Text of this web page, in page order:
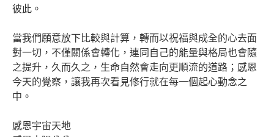
彼此。
當我們願意放下比較與計算，轉而以祝福與成全的心去面
對一切，不僅關係會轉化，連同自己的能量與格局也會隨
之提升，久而久之，生命自然會走向更順流的道路；感恩
今天的覺察，讓我再次看見修行就在每一個起心動念之
中。
感恩宇宙天地